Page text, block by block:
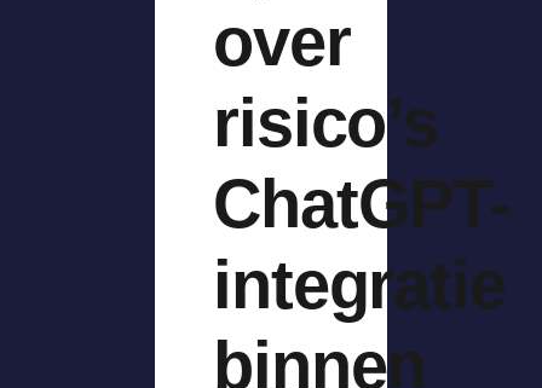
over
risico’s
ChatGPT-
integratie
binnen